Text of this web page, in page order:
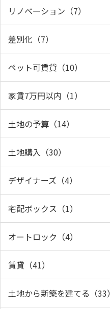
リノベーション（7）
差別化（7）
ペット可賃貸（10）
家賃7万円以内（1）
土地の予算（14）
土地購入（30）
デザイナーズ（4）
宅配ボックス（1）
オートロック（4）
賃貸（41）
土地から新築を建てる（33）